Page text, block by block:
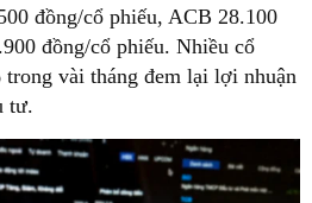
đồng/cổ phiếu, ACB 28.100
đồng/cổ phiếu. Nhiều cổ
trong vài tháng đem lại lợi nhuận
tư.